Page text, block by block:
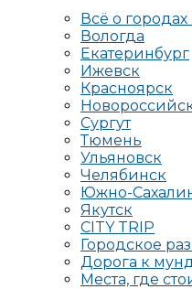
Всё о городах
Вологда
Екатеринбург
Ижевск
Красноярск
Сургут
Тюмень
Ульяновск
Челябинск
Южно-
Якутск
CITY TRIP
Городское
Дорога к
Места, где